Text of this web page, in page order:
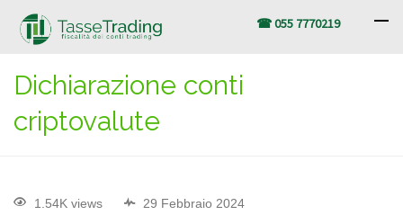
☎ 055 7770219
Dichiarazione conti
criptovalute
1.54K views 29 Febbraio 2024